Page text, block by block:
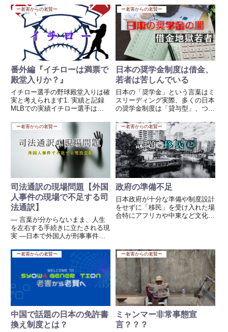
る 日本は世界一の少子高齢化。
2025年以降、団塊世代が後期高
齢者に入り、介護・医療・建設・
物流などで深刻な人手不...
には日本人の努力、勤勉さ、技術
力、そして先人たちの並々ならぬ
苦労がありました。これは決し
て...
ー老害からの老賢ー
番外編『イチローは満票で
殿堂入りか？』
イチロー選手の野球殿堂入りは確
実と考えられます1. 実績と記録
MLBでの実績イチロー選手は、
10年連続で200本以上の安打を達
成しています。これはMLB史上
でも極めて稀な偉業です。 日米
通算4,367本...
ー老害からの老賢ー
日本の奨学金制度は借金、
若者は苦しんでいる
日本の「奨学金」という言葉はミ
スリーディング実際、多くの日本
の奨学金制度は「貸与型」、つま
いものです。一方で、欧米では
「奨学金（scholarship, grant）」
は、基本的に返済不要の給付型が
主流です。な...
ー老害からの老賢ー
司法通訳の現場問題【外国
人事件の現場で不足する司
法通訳】
― 言葉が分からないまま、人生
を左右する手続きに立たされる現
実 ―日本で外国人が刑事事件に
を果たすのが司法通訳です。司法
通訳というと、多くの人は「外国
人犯罪者のための通訳」と考えて
しまうかもしれません。しかし
本...
ー老害からの老賢ー
政府の準備不足
日本政府が十分な準備や制度設計
をせずに「移民」を受け入れた場
合特にアフリカや中東など文化・
可能性があります。想定される問
題点1. 治安・犯罪リスク 生...
ー老害からの老賢ー
中国で話題の日本の免許書
換え制度とは？
ー老害からの老賢ー
ミャンマー非常事態宣
言？？？